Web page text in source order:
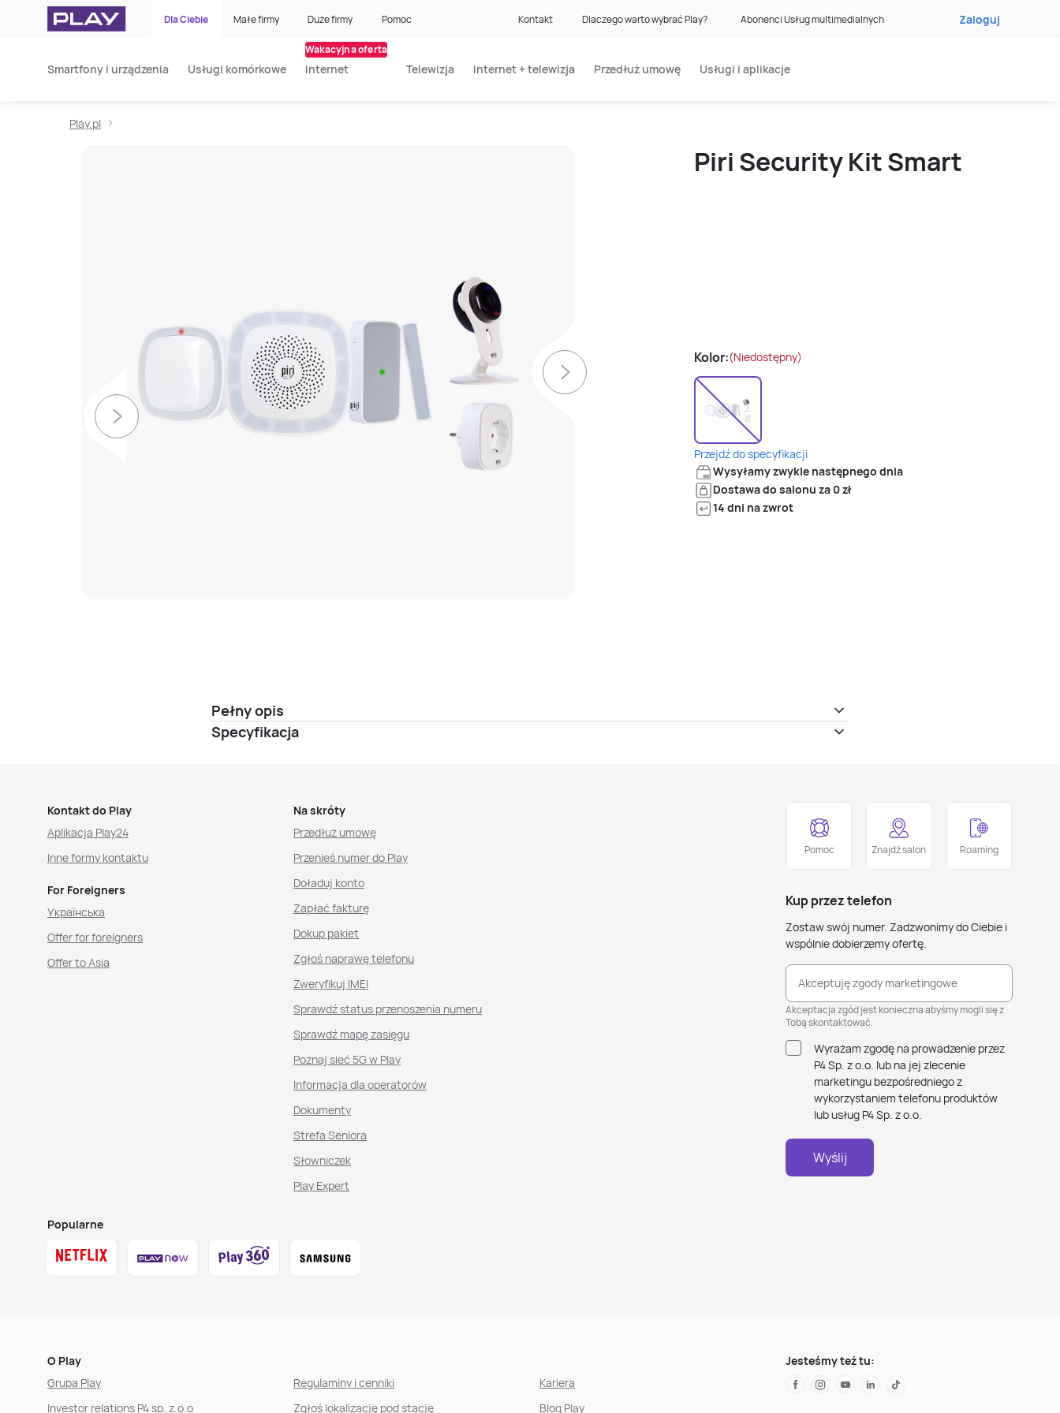
Dla Ciebie Małe firmy Duże firmy Pomoc Kontakt Dlaczego warto wybrać Play? Abonenci Usług multimedialnych Zaloguj
Smartfony i urządzenia Usługi komórkowe Internet
Wakacyjna oferta
Telewizja Internet + telewizja Przedłuż umowę Usługi i aplikacje
Play.pl
Piri Security Kit Smart
Kolor:(Niedostępny)
Przejdź do specyfikacji
Wysyłamy zwykle następnego dnia
Dostawa do salonu za 0 zł
14 dni na zwrot
Pełny opis
Specyfikacja
Kontakt do Play
Aplikacja Play24
Inne formy kontaktu
For Foreigners
Українська
Offer for foreigners
Offer to Asia
Na skróty
Przedłuż umowę
Przenieś numer do Play
Doładuj konto
Zapłać fakturę
Dokup pakiet
Zgłoś naprawę telefonu
Zweryfikuj IMEI
Sprawdź status przenoszenia numeru
Sprawdź mapę zasięgu
Poznaj sieć 5G w Play
Informacja dla operatorów
Dokumenty
Strefa Seniora
Słowniczek
Play Expert
Popularne
Pomoc Znajdź salon Roaming
Kup przez telefon
Zostaw swój numer. Zadzwonimy do Ciebie i
wspólnie dobierzemy ofertę.
Akceptuję zgody marketingowe
Akceptacja zgód jest konieczna abyśmy mogli się z
Tobą skontaktować.
Wyrażam zgodę na prowadzenie przez
P4 Sp. z o.o. lub na jej zlecenie
marketingu bezpośredniego z
wykorzystaniem telefonu produktów
lub usług P4 Sp. z o.o.
Wyślij
O Play
Grupa Play
Investor relations P4 sp. z.o.o
Regulaminy i cenniki
Zgłoś lokalizację pod stację
Kariera
Blog Play
Jesteśmy też tu: